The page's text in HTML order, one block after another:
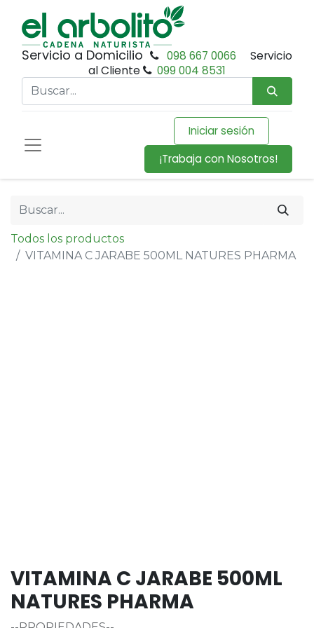
Servicio a Domicilio 098 667 0066
Servicio
al Cliente
099 004 8531
Iniciar sesión
¡Trabaja con Nosotros!
Todos los productos
VITAMINA C JARABE 500ML NATURES PHARMA
VITAMINA C JARABE 500ML
NATURES PHARMA